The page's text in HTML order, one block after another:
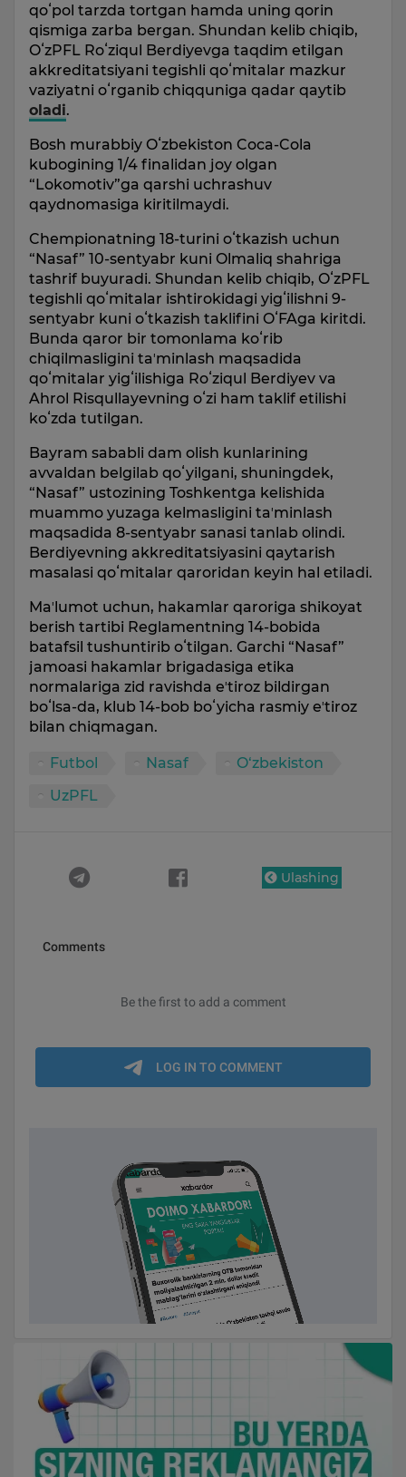
qoʻpol tarzda tortgan hamda uning qorin
qismiga zarba bergan. Shundan kelib chiqib,
OʻzPFL Roʻziqul Berdiyevga taqdim etilgan
akkreditatsiyani tegishli qoʻmitalar mazkur
vaziyatni oʻrganib chiqquniga qadar qaytib
oladi.
Bosh murabbiy Oʻzbekiston Coca-Cola
kubogining 1/4 finalidan joy olgan
“Lokomotiv”ga qarshi uchrashuv
qaydnomasiga kiritilmaydi.
Chempionatning 18-turini oʻtkazish uchun
“Nasaf” 10-sentyabr kuni Olmaliq shahriga
tashrif buyuradi. Shundan kelib chiqib, OʻzPFL
tegishli qoʻmitalar ishtirokidagi yigʻilishni 9-
sentyabr kuni oʻtkazish taklifini OʻFAga kiritdi.
Bunda qaror bir tomonlama koʻrib
chiqilmasligini taʼminlash maqsadida
qoʻmitalar yigʻilishiga Roʻziqul Berdiyev va
Ahrol Risqullayevning oʻzi ham taklif etilishi
koʻzda tutilgan.
Bayram sababli dam olish kunlarining
avvaldan belgilab qoʻyilgani, shuningdek,
“Nasaf” ustozining Toshkentga kelishida
muammo yuzaga kelmasligini taʼminlash
maqsadida 8-sentyabr sanasi tanlab olindi.
Berdiyevning akkreditatsiyasini qaytarish
masalasi qoʻmitalar qaroridan keyin hal etiladi.
Maʼlumot uchun, hakamlar qaroriga shikoyat
berish tartibi Reglamentning 14-bobida
batafsil tushuntirib oʻtilgan. Garchi “Nasaf”
jamoasi hakamlar brigadasiga etika
normalariga zid ravishda eʼtiroz bildirgan
boʻlsa-da, klub 14-bob boʻyicha rasmiy eʼtiroz
bilan chiqmagan.
Futbol Nasaf
O‘zbekiston
UzPFL
Ulashing